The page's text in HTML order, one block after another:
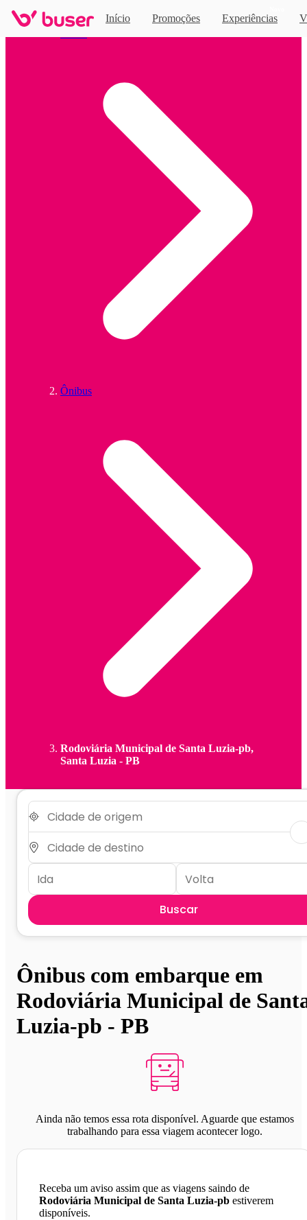
Início Promoções Experiências
Ônibus
Rodoviária Municipal de Santa Luzia-pb,
Santa Luzia - PB
Buscar
Ônibus com embarque em
Rodoviária Municipal de
Luzia-pb - PB
Ainda não temos essa rota disponível. Aguarde que estamos
trabalhando para essa viagem acontecer logo.
Receba um aviso assim que as viagens saindo de
Rodoviária Municipal de Santa Luzia-pb estiverem
disponíveis.